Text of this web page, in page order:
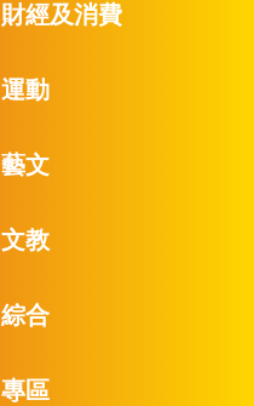
財經及消費
運動
藝文
文教
綜合
專區